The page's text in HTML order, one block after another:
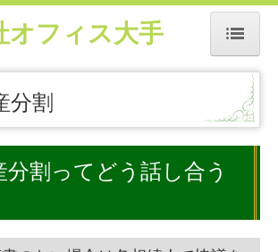
確認
分割
分割ってどう話し合う